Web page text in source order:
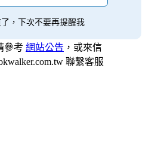
，下次不要再提醒我
參考 網站公告 ，或來信
聯繫客服